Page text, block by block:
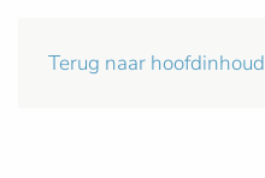
Terug naar hoofdinhoud